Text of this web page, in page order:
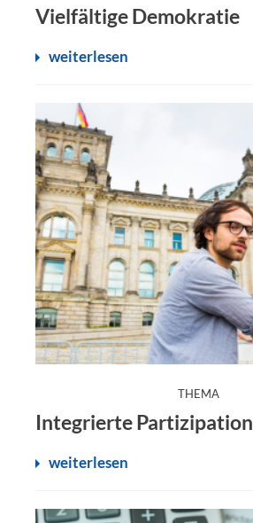
Vielfältige Demokratie
weiterlesen
THEMA:
Integrierte Partizipation
weiterlesen